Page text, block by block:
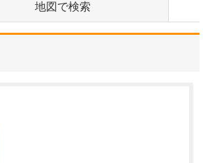
地図で検索
学生のときに出会った
性の歯科医師に憧れた
とです。幼い頃は「歯